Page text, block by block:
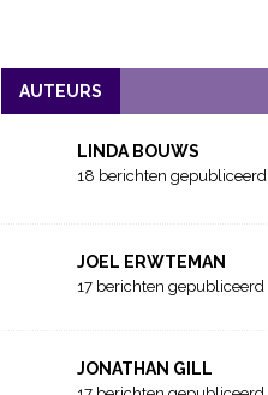
AUTEURS
LINDA BOUWS
18 berichten gepubliceerd
JOEL ERWTEMAN
17 berichten gepubliceerd
JONATHAN GILL